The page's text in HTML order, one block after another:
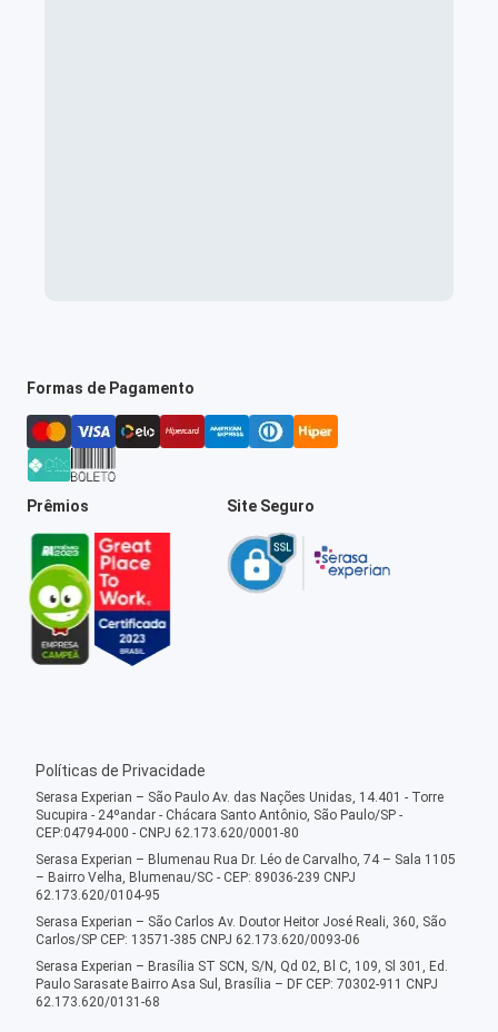
Formas de Pagamento
Prêmios Site Seguro
Políticas de Privacidade
Serasa Experian – São Paulo Av. das Nações Unidas, 14.401 - Torre
Sucupira - 24ºandar - Chácara Santo Antônio, São Paulo/SP -
CEP:04794-000 - CNPJ 62.173.620/0001-80
Serasa Experian – Blumenau Rua Dr. Léo de Carvalho, 74 – Sala 1105
– Bairro Velha, Blumenau/SC - CEP: 89036-239 CNPJ
62.173.620/0104-95
Serasa Experian – São Carlos Av. Doutor Heitor José Reali, 360, São
Carlos/SP CEP: 13571-385 CNPJ 62.173.620/0093-06
Serasa Experian – Brasília ST SCN, S/N, Qd 02, Bl C, 109, Sl 301, Ed.
Paulo Sarasate Bairro Asa Sul, Brasília – DF CEP: 70302-911 CNPJ
62.173.620/0131-68